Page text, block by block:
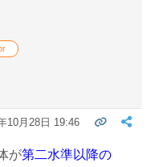
10月28日 19:46
が第二水準以降の